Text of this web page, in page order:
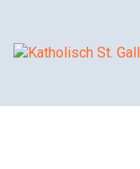
Inhalt